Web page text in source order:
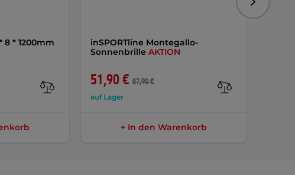
8 * 1200mm
inSPORTline Montegallo-
Sonnenbrille AKTION
51,90 € 67,90 €
auf Lager
+ In den Warenkorb
Folgend